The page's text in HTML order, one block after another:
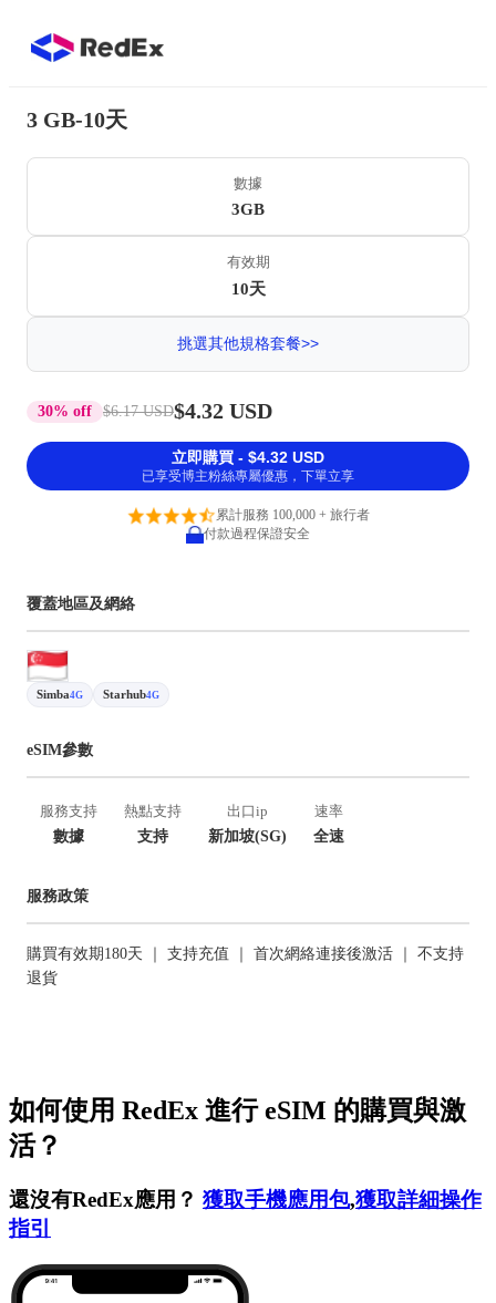
3 GB-10天
數據
3GB
有效期
10天
挑選其他規格套餐>>
30% off $6.17 USD$4.32 USD
立即購買 - $4.32 USD
已享受博主粉絲專屬優惠，下單立享
累計服務 100,000 + 旅行者
付款過程保證安全
覆蓋地區及網絡
Simba4G Starhub4G
eSIM參數
服務支持
數據
熱點支持
支持
出口ip
新加坡(SG)
速率
全速
服務政策
購買有效期180天 ｜ 支持充值 ｜ 首次網絡連接後激活 ｜ 不支持
退貨
如何使用 RedEx 進行 eSIM 的購買與激
活？
還沒有RedEx應用？ 獲取手機應用包,獲取詳細操作
指引